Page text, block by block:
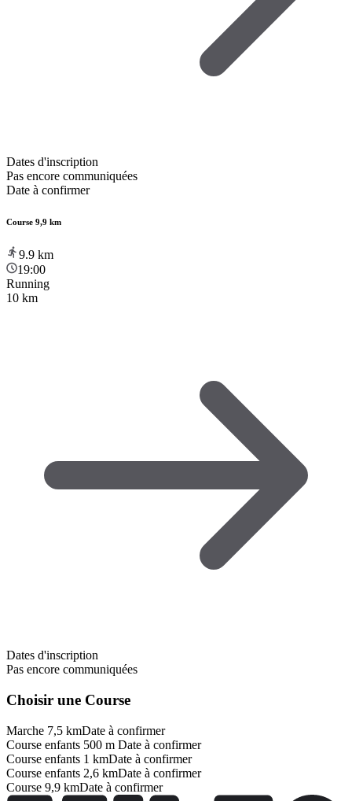
Dates d'inscription
Pas encore communiquées
Date à confirmer
Course 9,9 km
9.9 km
19:00
Running
10 km
Dates d'inscription
Pas encore communiquées
Choisir une Course
Marche 7,5 kmDate à confirmer
Course enfants 500 m Date à confirmer
Course enfants 1 kmDate à confirmer
Course enfants 2,6 kmDate à confirmer
Course 9,9 kmDate à confirmer